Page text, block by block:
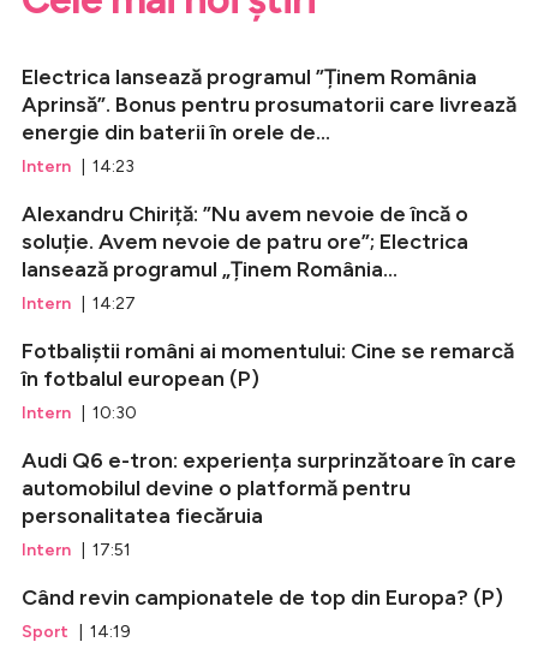
Electrica lansează programul ”Ținem România
Aprinsă”. Bonus pentru prosumatorii care livrează
energie din baterii în orele de...
Intern | 14:23
Alexandru Chiriță: ”Nu avem nevoie de încă o
soluție. Avem nevoie de patru ore”; Electrica
lansează programul „Ținem România...
Intern | 14:27
Fotbaliștii români ai momentului: Cine se remarcă
în fotbalul european (P)
Intern | 10:30
Audi Q6 e-tron: experiența surprinzătoare în care
automobilul devine o platformă pentru
personalitatea fiecăruia
Intern | 17:51
Când revin campionatele de top din Europa? (P)
Sport | 14:19